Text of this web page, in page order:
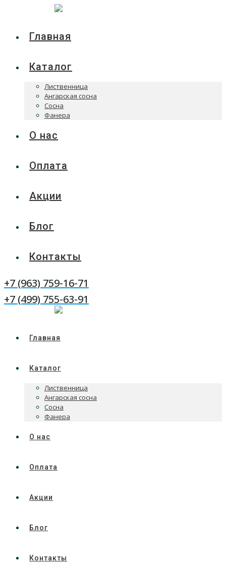
Главная
Каталог
Лиственница
Ангарская сосна
Сосна
Фанера
О нас
Оплата
Акции
Блог
Контакты
Telegram
WhatsApp
+7 (963) 759-16-71
+7 (499) 755-63-91
Главная
Каталог
Лиственница
Ангарская сосна
Сосна
Фанера
О нас
Оплата
Акции
Блог
Контакты